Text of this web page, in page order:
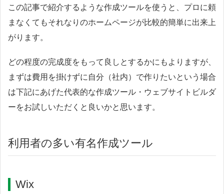
この記事で紹介するような作成ツールを使うと、プロに頼
まなくてもそれなりのホームページが比較的簡単に出来上
がります。
どの程度の完成度をもって良しとするかにもよりますが、
まずは費用を掛けずに自分（社内）で作りたいという場合
は下記にあげた代表的な作成ツール・ウェブサイトビルダ
ーをお試しいただくと良いかと思います。
利用者の多い有名作成ツール
Wix